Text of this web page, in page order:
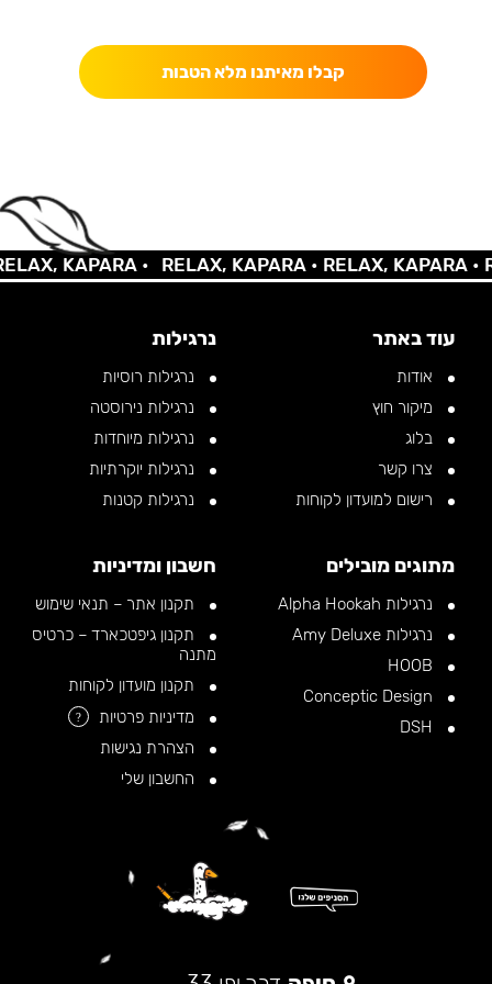
קבלו מאיתנו מלא הטבות
KAPARA • RELAX, KAPARA •RELAX, KAPARA •
עוד באתר
אודות
מיקור חוץ
בלוג
צרו קשר
רישום למועדון לקוחות
נרגילות
נרגילות רוסיות
נרגילות נירוסטה
נרגילות מיוחדות
נרגילות יוקרתיות
נרגילות קטנות
מתוגים מובילים
נרגילות Alpha Hookah
נרגילות Amy Deluxe
חשבון ומדיניות
תקנון אתר – תנאי שימוש
תקנון גיפטכארד – כרטיס
מתנה
תקנון מועדון לקוחות
מדיניות פרטיות
?
הצהרת נגישות
החשבון שלי